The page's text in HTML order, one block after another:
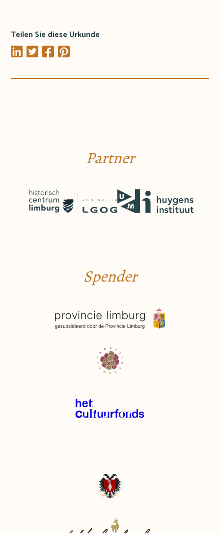
Teilen Sie diese Urkunde
Partner
Spender